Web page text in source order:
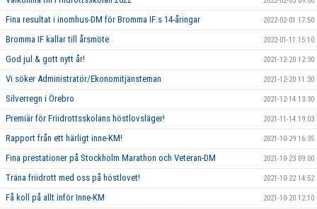
Fina resultat i inomhus-DM för Bromma IF:s 14-åringar 2022-02-01 17:50
Bromma IF kallar till årsmöte 2022-01-11 15:10
God jul & gott nytt år! 2021-12-20 12:30
Vi söker Administratör/Ekonomitjänsteman 2021-12-20 11:30
Silverregn i Örebro 2021-12-14 13:30
Premiär för Friidrottsskolans höstlovsläger! 2021-11-14 19:03
Rapport från ett härligt inne-KM! 2021-10-29 16:35
Fina prestationer på Stockholm Marathon och Veteran-DM 2021-10-23 09:00
Träna friidrott med oss på höstlovet! 2021-10-22 14:52
Få koll på allt inför Inne-KM 2021-10-20 12:10